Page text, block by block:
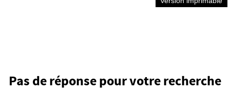
Pas de réponse pour votre recherche